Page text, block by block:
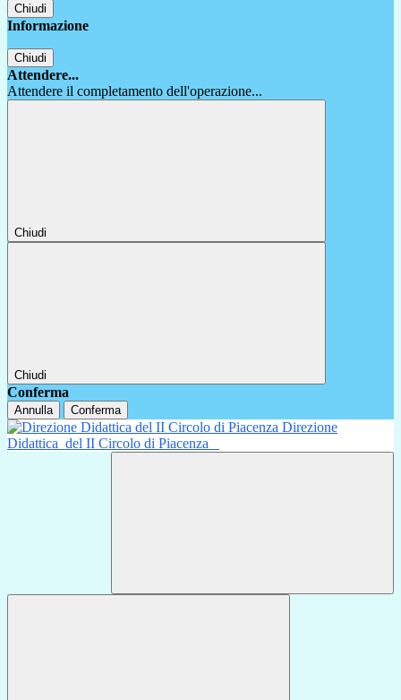
Chiudi
Informazione
Chiudi
Attendere...
Attendere il completamento dell'operazione...
Chiudi
Chiudi
Conferma
Annulla Conferma
Direzione
Didattica del II Circolo di Piacenza